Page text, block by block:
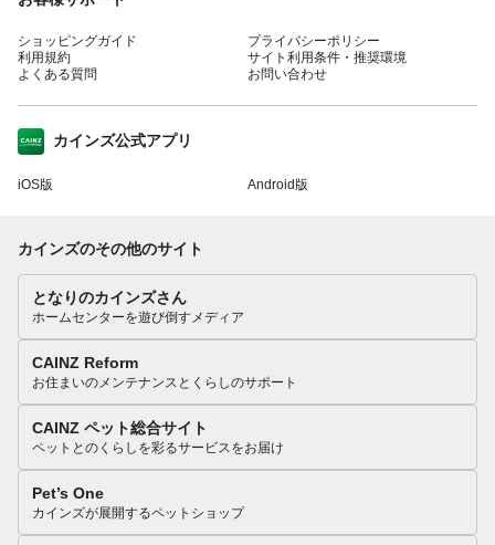
ショッピングガイド
利用規約
よくある質問
プライバシーポリシー
サイト利用条件・推奨環境
お問い合わせ
カインズ公式アプリ
iOS版 Android版
カインズのその他のサイト
となりのカインズさん
ホームセンターを遊び倒すメディア
CAINZ Reform
お住まいのメンテナンスとくらしのサポート
CAINZ ペット総合サイト
ペットとのくらしを彩るサービスをお届け
Pet’s One
カインズが展開するペットショップ